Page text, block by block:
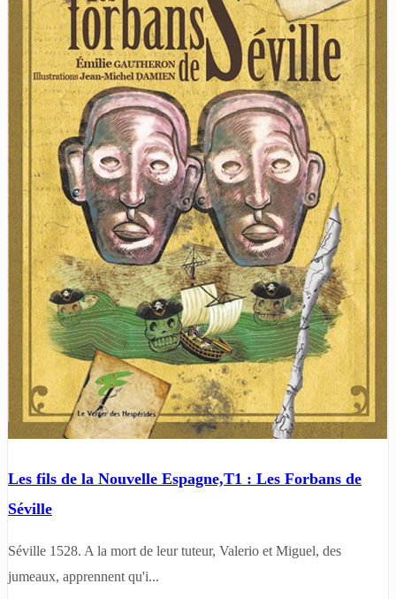
Les fils de la Nouvelle Espagne,T1 : Les Forbans de
Séville
Séville 1528. A la mort de leur tuteur, Valerio et Miguel, des
jumeaux, apprennent qu'i...